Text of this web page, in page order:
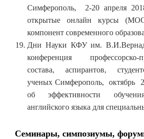
Симферополь, 2-20 апреля
открытые онлайн курсы
компонент современного
Дни Науки КФУ им.
конференция профессорско-
состава, аспирантов,
ученых Симферополь, октябрь
об эффективности
английского языка для
Семинары, симпозиумы,